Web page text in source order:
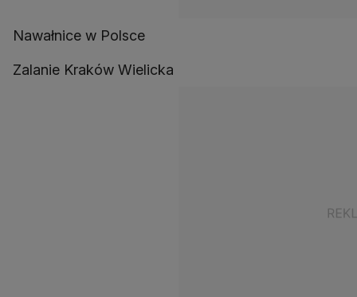
Nawałnice w Polsce
Zalanie Kraków Wielicka